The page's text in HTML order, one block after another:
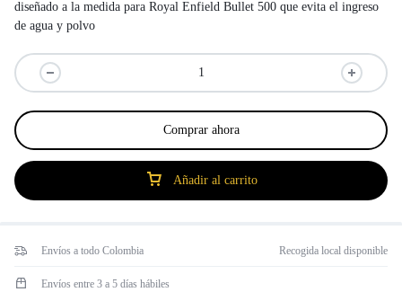
diseñado a la medida para Royal Enfield Bullet 500 que evita el ingreso
de agua y polvo
Añadir al carrito
Comprar ahora
Envíos a todo Colombia Recogida local disponible
Envíos entre 3 a 5 días hábiles